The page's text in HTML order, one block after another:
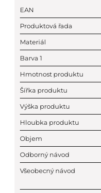
EAN
Produktová řada
Materiál
Barva 1
Hmotnost produktu
Šířka produktu
Výška produktu
Hloubka produktu
Objem
Odborný návod
Všeobecný návod